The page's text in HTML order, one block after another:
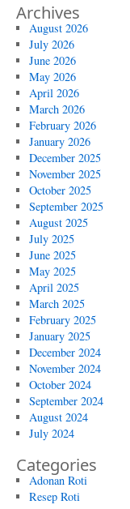
Archives
August 2026
July 2026
June 2026
May 2026
April 2026
March 2026
February 2026
January 2026
December 2025
November 2025
October 2025
September 2025
August 2025
July 2025
June 2025
May 2025
April 2025
March 2025
February 2025
January 2025
December 2024
November 2024
October 2024
September 2024
August 2024
July 2024
Categories
Adonan Roti
Resep Roti